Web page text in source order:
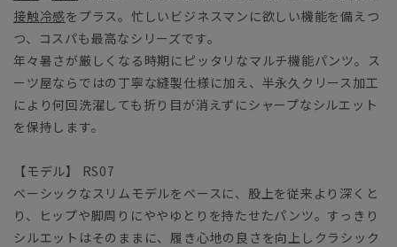
接触冷感をプラス。忙しいビジネスマンに欲しい機能を備えつ
つ、コスパも最高なシリーズです。
年々暑さが厳しくなる時期にピッタリなマルチ機能パンツ。ス
ーツ屋ならではの丁寧な縫製仕様に加え、半永久クリース加工
により何回洗濯しても折り目が消えずにシャープなシルエット
を保持します。
【モデル】 RS07
ベーシックなスリムモデルをベースに、股上を従来より深くと
り、ヒップや脚周りにややゆとりを持たせたパンツ。すっきり
シルエットはそのままに、履き心地の良さを向上しクラシック